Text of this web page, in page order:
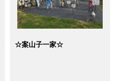
☆案山子一家☆